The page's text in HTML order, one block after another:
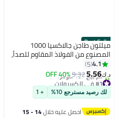
Best Seller ميلتون طاجن جالاكسيا 1000
المصنوع من الفولاذ المقاوم للصدأ،
سعة 1200 مل | 40 أونصة | وعاء
على الطعام ساخنًا وباردًا لساعات
طويلة، وعاء أنيق لتسخين الطعام
وتبريده
4.1
5
د.ك‏5.56
9.32
40% OFF
#1 في الكسرولات
باقي 1 وحدات في المخزون
تم بيع +40 مؤخرًا
#1 في الكسرولات
لك رصيد مسترجع 10% + 1
احصل عليه خلال 14 - 15